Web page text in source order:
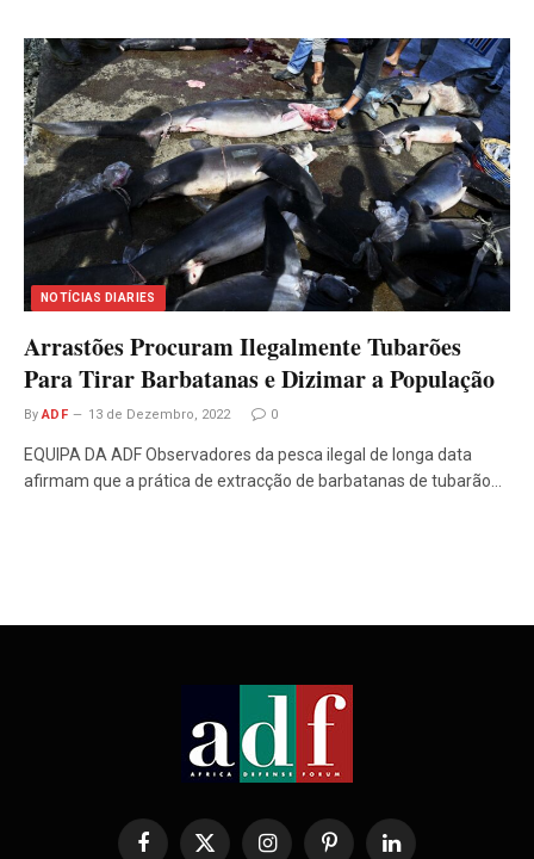
NOTÍCIAS DIARIES
Arrastões Procuram Ilegalmente Tubarões
Para Tirar Barbatanas e Dizimar a População
By ADF 13 de Dezembro, 2022 0
EQUIPA DA ADF Observadores da pesca ilegal de longa data
afirmam que a prática de extracção de barbatanas de tubarão…
Facebook
X InstagramPinterestLinkedIn